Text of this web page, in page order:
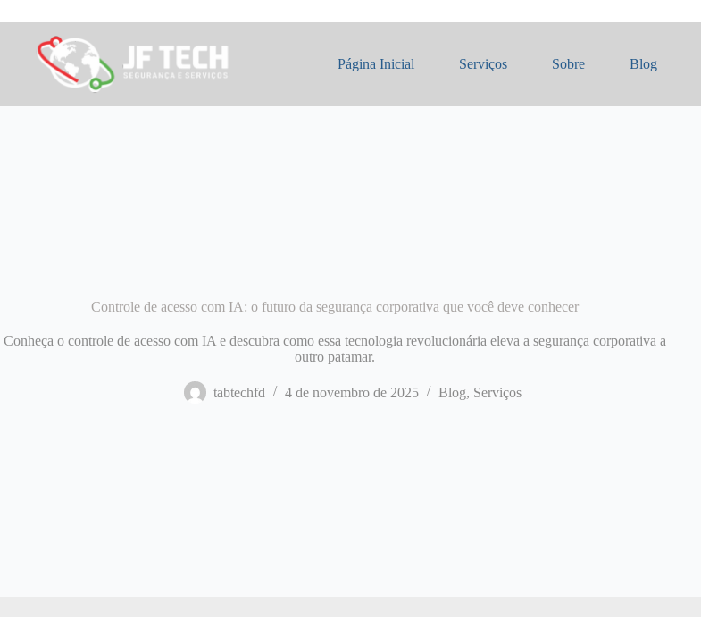
para
conteúdo
Página Inicial Serviços Sobre Blog
Controle de acesso com IA: o futuro da segurança corporativa que você deve conhecer
Conheça o controle de acesso com IA e descubra como essa tecnologia revolucionária eleva a segurança corporativa a
outro patamar.
tabtechfd 4 de novembro de 2025 Blog, Serviços